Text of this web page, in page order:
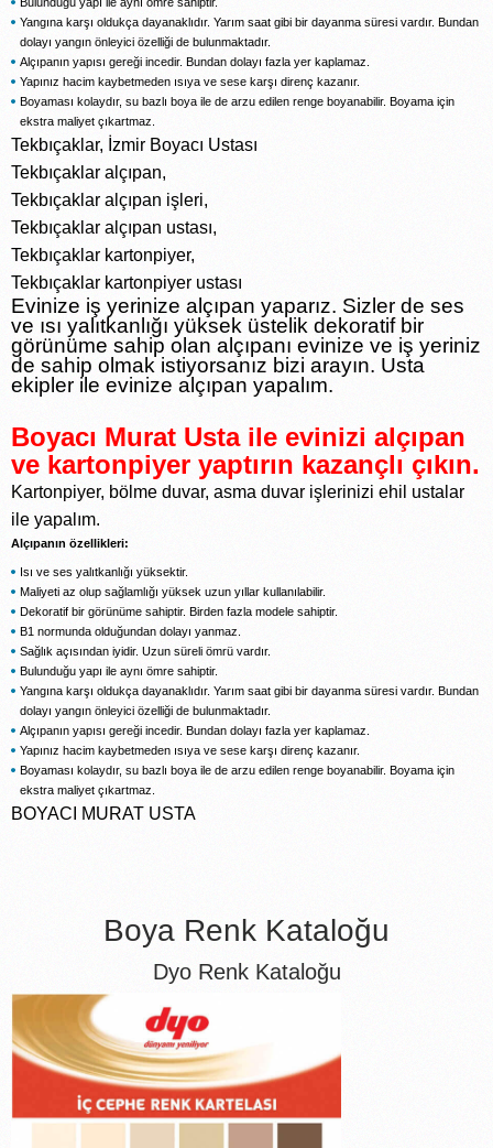
Yangına karşı oldukça dayanaklıdır. Yarım saat gibi bir dayanma süresi vardır. Bundan
dolayı yangın önleyici özelliği de bulunmaktadır.
Alçıpanın yapısı gereği incedir. Bundan dolayı fazla yer kaplamaz.
Yapınız hacim kaybetmeden ısıya ve sese karşı direnç kazanır.
Boyaması kolaydır, su bazlı boya ile de arzu edilen renge boyanabilir. Boyama için
ekstra maliyet çıkartmaz.
Tekbıçaklar, İzmir Boyacı Ustası
Tekbıçaklar alçıpan,
Tekbıçaklar alçıpan işleri,
Tekbıçaklar alçıpan ustası,
Tekbıçaklar kartonpiyer,
Tekbıçaklar kartonpiyer ustası
Evinize iş yerinize alçıpan yaparız. Sizler de ses
ve ısı yalıtkanlığı yüksek üstelik dekoratif bir
görünüme sahip olan alçıpanı evinize ve iş yeriniz
de sahip olmak istiyorsanız bizi arayın. Usta
ekipler ile evinize alçıpan yapalım.
Boyacı Murat Usta ile evinizi alçıpan
ve kartonpiyer yaptırın kazançlı çıkın.
Kartonpiyer, bölme duvar, asma duvar işlerinizi ehil ustalar
ile yapalım.
Alçıpanın özellikleri:
Isı ve ses yalıtkanlığı yüksektir.
Maliyeti az olup sağlamlığı yüksek uzun yıllar kullanılabilir.
Dekoratif bir görünüme sahiptir. Birden fazla modele sahiptir.
B1 normunda olduğundan dolayı yanmaz.
Sağlık açısından iyidir. Uzun süreli ömrü vardır.
Bulunduğu yapı ile aynı ömre sahiptir.
Yangına karşı oldukça dayanaklıdır. Yarım saat gibi bir dayanma süresi vardır. Bundan
dolayı yangın önleyici özelliği de bulunmaktadır.
Alçıpanın yapısı gereği incedir. Bundan dolayı fazla yer kaplamaz.
Yapınız hacim kaybetmeden ısıya ve sese karşı direnç kazanır.
Boyaması kolaydır, su bazlı boya ile de arzu edilen renge boyanabilir. Boyama için
ekstra maliyet çıkartmaz.
BOYACI MURAT USTA
Boya Renk Kataloğu
Dyo Renk Kataloğu